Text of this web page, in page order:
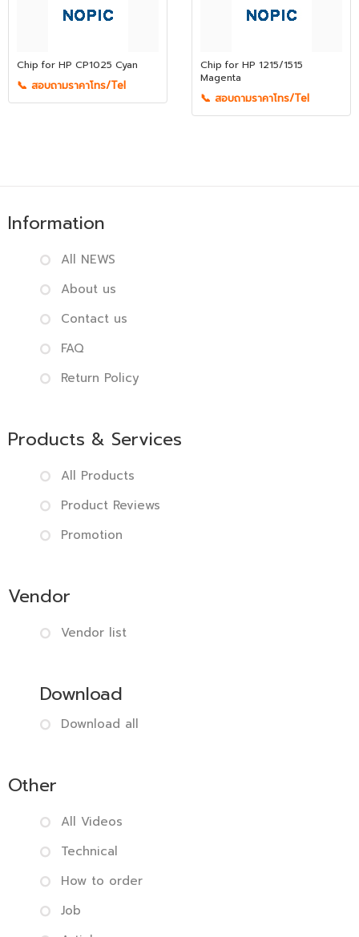
Chip for HP CP1025 Cyan
📞 สอบถามราคาโทร/Tel
Chip for HP 1215/1515
Magenta
📞 สอบถามราคาโทร/Tel
Information
All NEWS
About us
Contact us
FAQ
Return Policy
Products & Services
All Products
Product Reviews
Promotion
Vendor
Vendor list
Download
Download all
Other
All Videos
Technical
How to order
Job